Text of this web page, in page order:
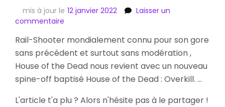
mis à jour le 12 janvier 2022
Laisser un
commentaire
House
of
The
Dead
:
Overkill
Rail-Shooter mondialement connu pour son gore
sans précédent et surtout sans modération ,
House of the Dead nous revient avec un nouveau
spine-off baptisé House of the Dead : Overkill. …
L'article t'a plu ? Alors n'hésite pas à le partager !